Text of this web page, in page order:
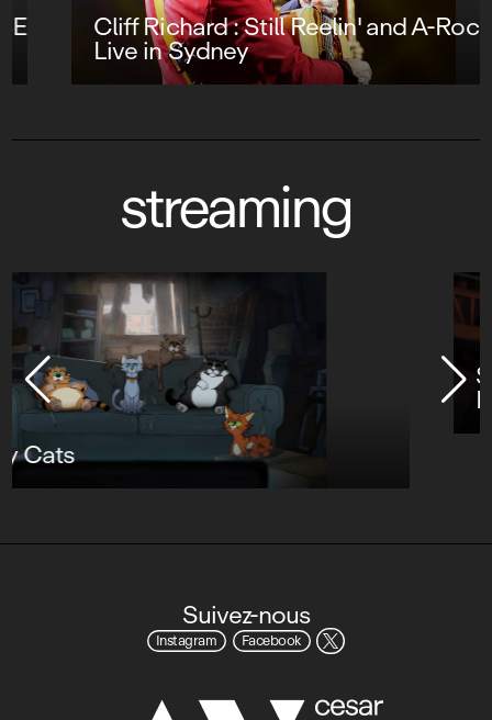
Cliff Richard : Still Reelin' and A-Rockin' -
Live in Sydney
streaming
Star Wars : Visions Présente - Le
Neuvième Jedi
Suivez-nous
Instagram Facebook